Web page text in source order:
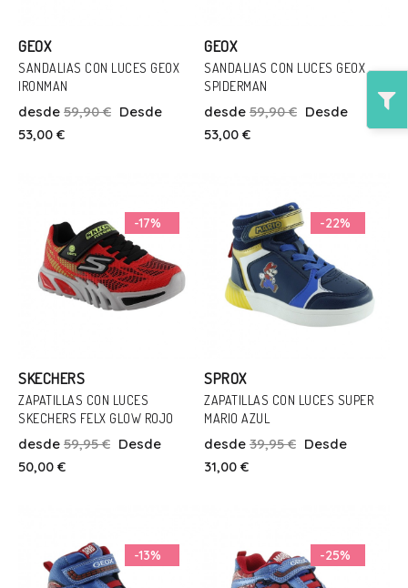
GEOX
SANDALIAS CON LUCES GEOX
IRONMAN
desde 59,90 € Desde
53,00 €
GEOX
SANDALIAS CON LUCES GEOX
SPIDERMAN
desde 59,90 € Desde
53,00 €
-17%
SKECHERS
ZAPATILLAS CON LUCES
SKECHERS FELX GLOW ROJO
desde 59,95 € Desde
50,00 €
-22%
SPROX
ZAPATILLAS CON LUCES SUPER
MARIO AZUL
desde 39,95 € Desde
31,00 €
-13% -25%